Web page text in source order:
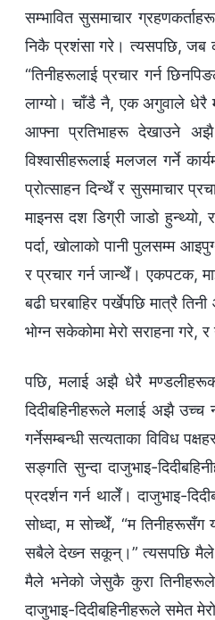
सम्भावित सुसमाचार
निकै प्रशंसा गरे। त्यसपछि, जब
“तिनीहरूलाई प्रचार गर्न
लाग्यो। चाँडै नै, एक अगुवाले धेरै
आफ्‍ना प्रतिभाहरू देखाउने अझै
विश्‍वासीहरूलाई मलजल गर्ने
प्रोत्साहन दिन्थेँ र सुसमाचार
माइनस दश डिग्री जाडो
पर्दा, खोलाको पानी पुलसम्म
र प्रचार गर्न जान्थेँ। एकपटक,
बढी घरबाहिर पर्खेपछि मात्रै
भोग्‍न सकेकोमा मेरो सराहना गरे,
पछि, मलाई अझै धेरै
दिदीबहिनीहरूले मलाई अझै उच्‍च
गर्नेसम्बन्धी सत्यताका विविध
सङ्गति सुन्दा दाजुभाइ-
प्रदर्शन गर्न थालेँ। दाजुभाइ-
सोध्दा, म सोच्थेँ, “म
सबैले देख्‍न सकून्।” त्यसपछि मैले
मैले भनेको जेसुकै कुरा तिनीहरूले
दाजुभाइ-दिदीबहिनीहरूले समेत